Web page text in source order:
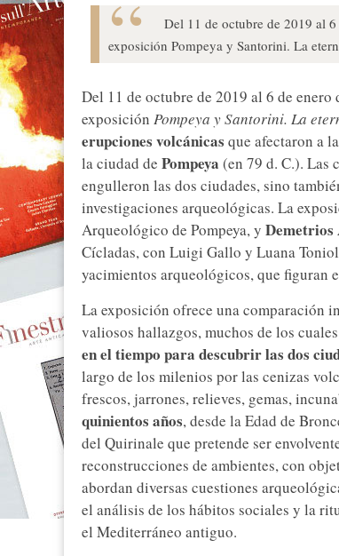
Del 11 de octubre de 2019 al
exposición Pompeya y Santorini. La
Del 11 de octubre de 2019 al 6 de enero
exposición Pompeya y Santorini. La
erupciones volcánicas que afectaron a
la ciudad de Pompeya (en 79 d. C.). Las
engulleron las dos ciudades, sino
investigaciones arqueológicas. La
Arqueológico de Pompeya, y Demetrios
Cícladas, con Luigi Gallo y Luana
yacimientos arqueológicos, que figuran
La exposición ofrece una comparación
valiosos hallazgos, muchos de los
en el tiempo para descubrir las dos
largo de los milenios por las cenizas
frescos, jarrones, relieves, gemas,
quinientos años, desde la Edad de
del Quirinale que pretende ser
reconstrucciones de ambientes, con
abordan diversas cuestiones
el análisis de los hábitos sociales y la
el Mediterráneo antiguo.